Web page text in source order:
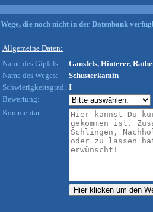
Wege, die noch nicht in der Datenbank
Allgemeine Daten:
Name des Gipfels:
Gansfels, Hinterer,
Name des Weges:
Schusterkamin
Schwierigkeitsgrad: I
Bewertung:
Kommentar: